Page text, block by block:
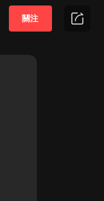
關注